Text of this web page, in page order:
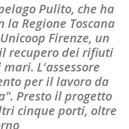
Pulito, che ha
Regione Toscana
Firenze, un
recupero dei rifiuti
L'assessore
per il lavoro da
Presto il progetto
cinque porti, oltre